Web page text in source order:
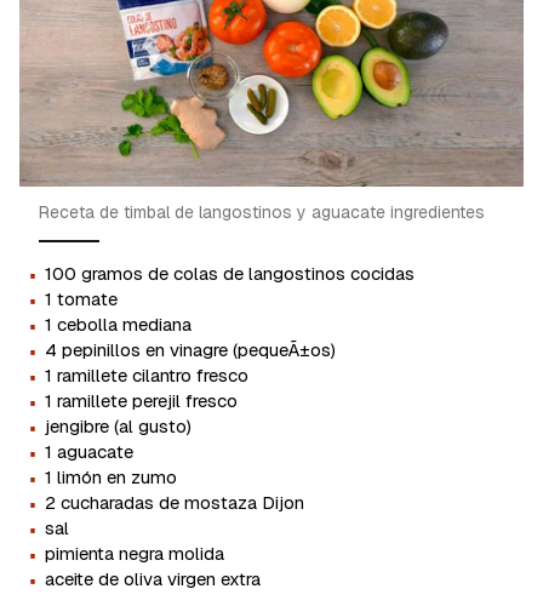
Receta de timbal de langostinos y aguacate ingredientes
· 100 gramos de colas de langostinos cocidas
· 1 tomate
· 1 cebolla mediana
· 4 pepinillos en vinagre (pequeÃ±os)
· 1 ramillete cilantro fresco
· 1 ramillete perejil fresco
· jengibre (al gusto)
· 1 aguacate
· 1 limón en zumo
· 2 cucharadas de mostaza Dijon
· sal
· pimienta negra molida
· aceite de oliva virgen extra